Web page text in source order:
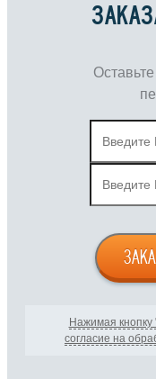
Нажимая кнопку
согласие на